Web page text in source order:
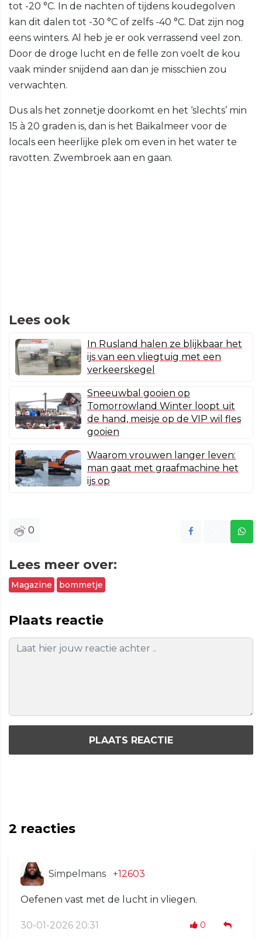
tot -20 °C. In de nachten of tijdens koudegolven
kan dit dalen tot -30 °C of zelfs -40 °C. Dat zijn nog
eens winters. Al heb je er ook verrassend veel zon.
Door de droge lucht en de felle zon voelt de kou
vaak minder snijdend aan dan je misschien zou
verwachten.
Dus als het zonnetje doorkomt en het ‘slechts’ min
15 à 20 graden is, dan is het Baikalmeer voor de
locals een heerlijke plek om even in het water te
ravotten. Zwembroek aan en gaan.
Lees ook
In Rusland halen ze blijkbaar het
ijs van een vliegtuig met een
verkeerskegel
Sneeuwbal gooien op
Tomorrowland Winter loopt uit
de hand, meisje op de VIP wil fles
gooien
Waarom vrouwen langer leven:
man gaat met graafmachine het
ijs op
0
Lees meer over:
Magazine bommetje
Plaats reactie
PLAATS REACTIE
2 reacties
Simpelmans +12603
Oefenen vast met de lucht in vliegen.
30-01-2026 20:31 0